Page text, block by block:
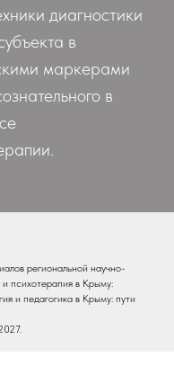
диагностики
в
маркерами
в
региональной научно-
психотерапия в Крыму:
и педагогика в Крыму: пути